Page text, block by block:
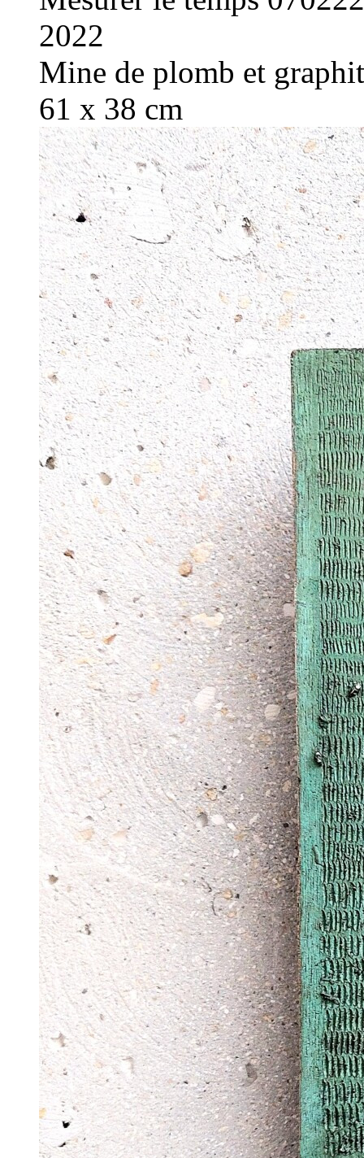
2022
Mine de plomb et
61 x 38 cm